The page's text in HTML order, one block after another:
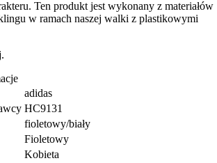
Ten produkt jest wykonany z materiałów
w ramach naszej walki z plastikowymi
adidas
HC9131
fioletowy/biały
Fioletowy
Kobieta